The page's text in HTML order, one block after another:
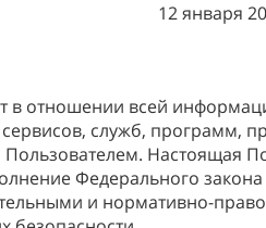
12 января
в отношении всей
служб, программ,
Настоящая
Федерального
и нормативно-